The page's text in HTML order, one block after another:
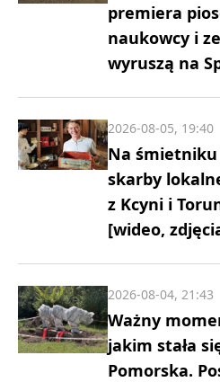
premiera
naukowcy i
wyruszą na
Na śmietniku
skarby
z Kcyni i
[wideo,
2026-08-05, 19:40
Ważny
jakim stała
Pomorska.
2026-08-04, 21:43